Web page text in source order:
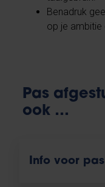
Benadruk
op je ambitie
Pas
ook …
Info voor